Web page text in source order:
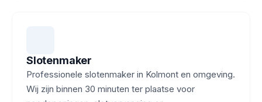
Slotenmaker
Professionele slotenmaker in Kolmont en omgeving.
Wij zijn binnen 30 minuten ter plaatse voor